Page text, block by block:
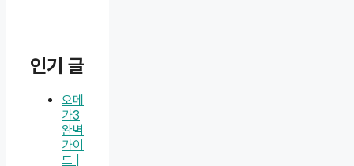
인기 글
오메
가3
완벽
가이
드 |